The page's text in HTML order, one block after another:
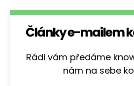
Články e-mailem
Rádi vám předáme
nám na sebe